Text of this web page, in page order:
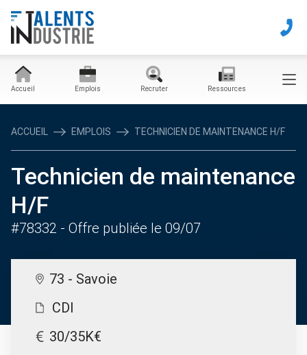
Accueil Emplois Recruter Ressources
ACCUEIL EMPLOIS TECHNICIEN DE MAINTENANCE H/F
Technicien de maintenance
H/F
#78332 - Offre publiée le 09/07
73 - Savoie
CDI
30/35K€